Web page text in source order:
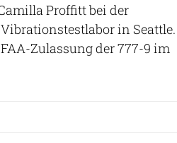
Proffitt bei der
in Seattle.
Zulassung der 777-9 im